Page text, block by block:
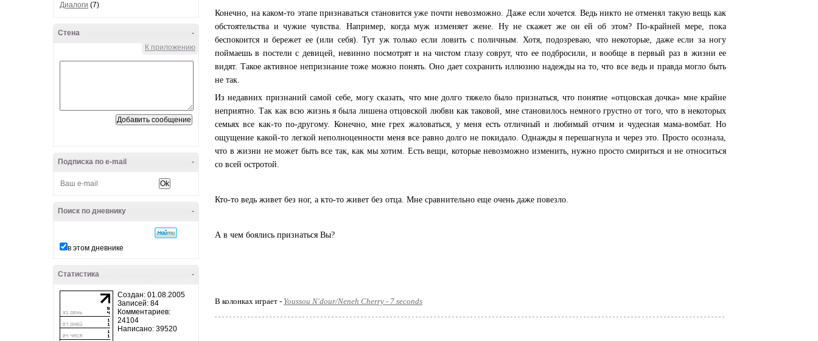
Диалоги (7)
-
Стена
К приложению
-
Подписка по e-mail
-
Поиск по дневнику
в этом дневнике
-
Статистика
Создан: 01.08.2005
Записей: 84
Комментариев:
24104
Написано: 39520
Конечно, на каком-то этапе признаваться становится уже почти невозможно. Даже если хочется. Ведь никто не отменял такую вещь как
обстоятельства и чужие чувства. Например, когда муж изменяет жене. Ну не скажет же он ей об этом? По-крайней мере, пока
беспокоится и бережет ее (или себя). Тут уж только если ловить с поличным. Хотя, подозреваю, что некоторые, даже если за ногу
поймаешь в постели с девицей, невинно посмотрят и на чистом глазу соврут, что ее подбросили, и вообще в первый раз в жизни ее
видят. Такое активное непризнание тоже можно понять. Оно дает сохранить иллюзию надежды на то, что все ведь и правда могло быть
не так.
Из недавних признаний самой себе, могу сказать, что мне долго тяжело было признаться, что понятие «отцовская дочка» мне крайне
неприятно. Так как всю жизнь я была лишена отцовской любви как таковой, мне становилось немного грустно от того, что в некоторых
семьях все как-то по-другому. Конечно, мне грех жаловаться, у меня есть отличный и любимый отчим и чудесная мама-вомбат. Но
ощущение какой-то легкой неполноценности меня все равно долго не покидало. Однажды я перешагнула и через это. Просто осознала,
что в жизни не может быть все так, как мы хотим. Есть вещи, которые невозможно изменить, нужно просто смириться и не относиться
со всей остротой.
Кто-то ведь живет без ног, а кто-то живет без отца. Мне сравнительно еще очень даже повезло.
А в чем боялись признаться Вы?
В колонках играет - Youssou N'dour/Neneh Cherry - 7 seconds